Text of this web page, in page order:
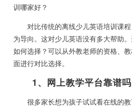
训哪家好？
对比传统的离线少儿英语培训课程
为导向。这对少儿英语没有多大帮助
如何选择？可以从外教老师的资格、
面进行对比选择。
1、网上教学平台靠谱吗
很多家长想为孩子试试看在线的教